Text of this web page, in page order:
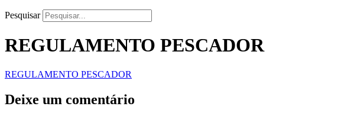
Pesquisar
REGULAMENTO PESCADOR
REGULAMENTO PESCADOR
Deixe um comentário